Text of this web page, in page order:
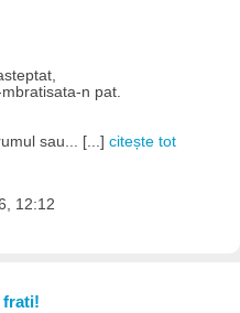
n pat.
sau... [...]citește tot
12:12
frati!